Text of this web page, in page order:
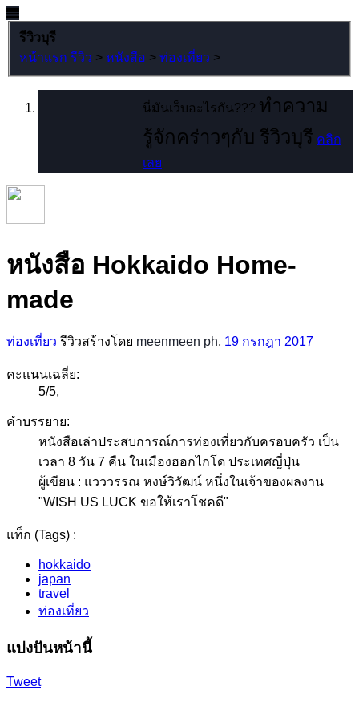
รีวิวบุรี
หน้าแรก รีวิว > หนังสือ > ท่องเที่ยว >
นี่มันเว็บอะไรกัน??? ทำความ
รู้จักคร่าวๆกับ รีวิวบุรี คลิก
เลย
หนังสือ Hokkaido Home-
made
ท่องเที่ยว รีวิวสร้างโดย meenmeen ph, 19 กรกฎา 2017
คะแนนเฉลี่ย:
5/5,
คำบรรยาย:
หนังสือเล่าประสบการณ์การท่องเที่ยวกับครอบครัว เป็น
เวลา 8 วัน 7 คืน ในเมืองฮอกไกโด ประเทศญี่ปุ่น
ผู้เขียน : แวววรรณ หงษ์วิวัฒน์ หนึ่งในเจ้าของผลงาน
"WISH US LUCK ขอให้เราโชคดี"
แท็ก (Tags) :
hokkaido
japan
travel
ท่องเที่ยว
แบ่งปันหน้านี้
Tweet